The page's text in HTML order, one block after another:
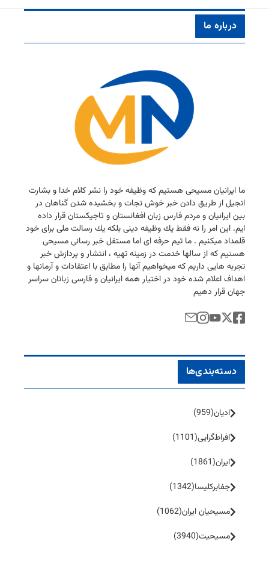
درباره ما
ما ایرانیان مسیحی هستیم كه وظیفه خود را نشر كلام خدا و بشارت
انجیل از طریق دادن خبر خوش نجات و بخشیده شدن گناهان در
بین ایرانیان و مردم فارس زبان افغانستان و تاجیكستان قرار داده
ایم. این امر را نه فقط یك وظیفه دینی بلكه یك رسالت ملی برای خود
قلمداد میكنیم . ما تیم حرفه ای اما مستقل خبر رسانی مسیحی
هستیم كه از سالها خدمت در زمینه تهیه ، انتشار و پردازش خبر
تجربه هایی داریم كه میخواهیم آنها را مطابق با اعتقادات و آرمانها و
اهداف اعلام شده خود در اختیار همه ایرانیان و فارسی زبانان سراسر
جهان قرار دهیم
دسته‌بندی‌ها
ادیان(959)
افراط‌گرایی(1101)
ایران(1861)
جفا‌بر‌کلیسا(1342)
مسیحیان ایران(1062)
مسیحیت(3940)